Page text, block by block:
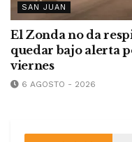
SAN JUAN
El Zonda no da
quedar bajo alerta
viernes
6 AGOSTO - 2026